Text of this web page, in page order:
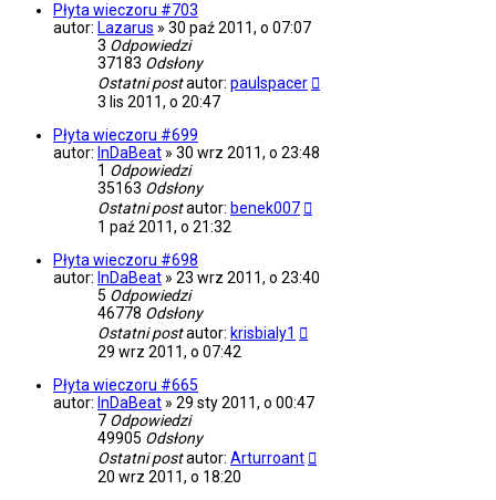
Płyta wieczoru #703
autor: Lazarus » 30 paź 2011, o 07:07
3 Odpowiedzi
37183 Odsłony
Ostatni postautor: paulspacer
3 lis 2011, o 20:47
Płyta wieczoru #699
autor: InDaBeat » 30 wrz 2011, o 23:48
1 Odpowiedzi
35163 Odsłony
Ostatni postautor: benek007
1 paź 2011, o 21:32
Płyta wieczoru #698
autor: InDaBeat » 23 wrz 2011, o 23:40
5 Odpowiedzi
46778 Odsłony
Ostatni postautor: krisbialy1
29 wrz 2011, o 07:42
Płyta wieczoru #665
autor: InDaBeat » 29 sty 2011, o 00:47
7 Odpowiedzi
49905 Odsłony
Ostatni postautor: Arturroant
20 wrz 2011, o 18:20